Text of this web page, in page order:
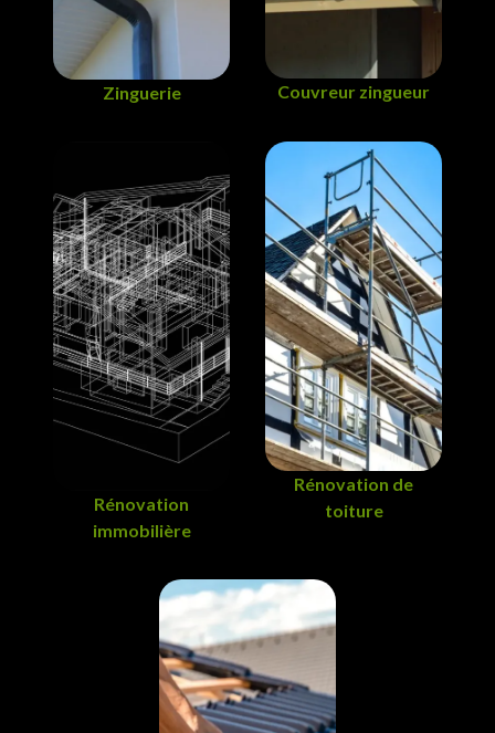
Zinguerie Couvreur zingueur
Rénovation
immobilière
Rénovation de
toiture